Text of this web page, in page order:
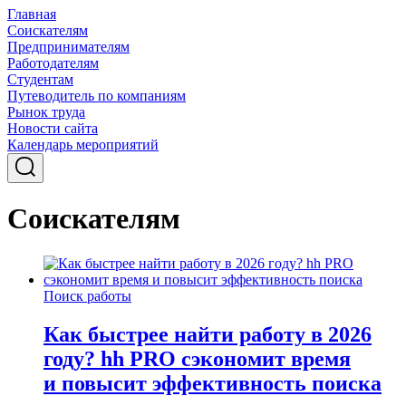
Главная
Соискателям
Предпринимателям
Работодателям
Студентам
Путеводитель по компаниям
Рынок труда
Новости сайта
Календарь мероприятий
Соискателям
Поиск работы
Как быстрее найти работу в 2026
году? hh PRO сэкономит время
и повысит эффективность поиска